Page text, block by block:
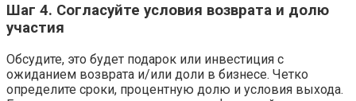
Шаг 4. Согласуйте условия возврата и долю
участия
Обсудите, это будет подарок или инвестиция с
ожиданием возврата и/или доли в бизнесе. Четко
определите сроки, процентную долю и условия выхода.